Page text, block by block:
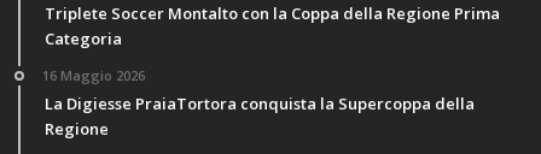
Triplete Soccer Montalto con la Coppa della Regione Prima
Categoria
16 Maggio 2026
La Digiesse PraiaTortora conquista la Supercoppa della
Regione